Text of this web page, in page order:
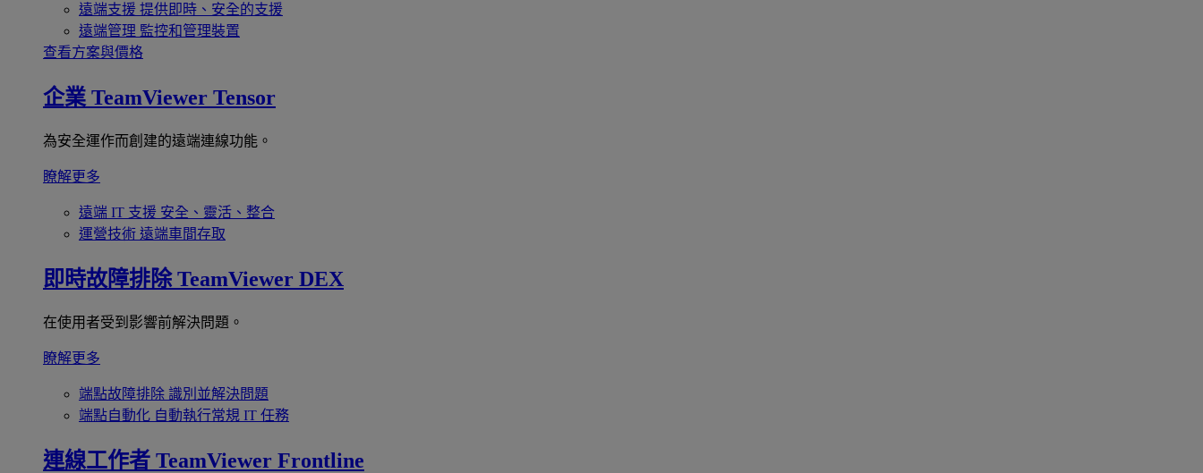
遠端支援 提供即時、安全的支援
遠端管理 監控和管理裝置
查看方案與價格
企業 TeamViewer Tensor
為安全運作而創建的遠端連線功能。
瞭解更多
遠端 IT 支援 安全、靈活、整合
運營技術 遠端車間存取
即時故障排除 TeamViewer DEX
在使用者受到影響前解決問題。
瞭解更多
端點故障排除 識別並解決問題
端點自動化 自動執行常規 IT 任務
連線工作者 TeamViewer Frontline